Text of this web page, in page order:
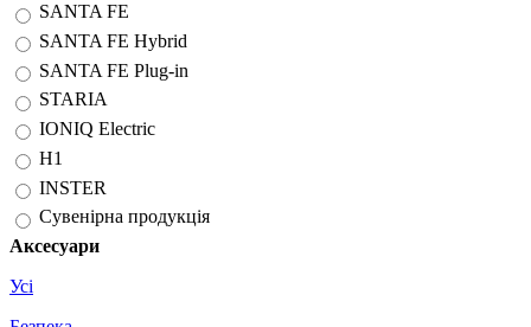
SANTA FE
SANTA FE Hybrid
SANTA FE Plug-in
STARIA
IONIQ Electric
H1
INSTER
Сувенірна продукція
Аксесуари
Усі